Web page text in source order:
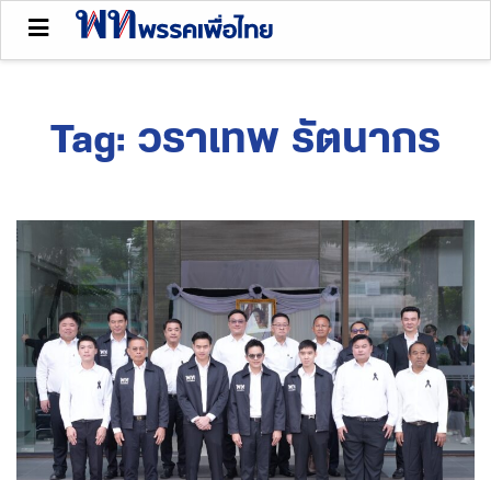
Tag: วราเทพ รัตนากร